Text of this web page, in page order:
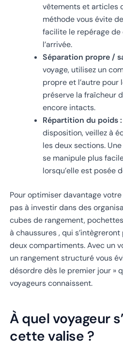
vêtements et articles
méthode vous évite
facilite le repérage de
l’arrivée.
Séparation propre /
voyage, utilisez un
propre et l’autre pour
préserve la fraîcheur
encore intacts.
Répartition du poids :
disposition, veillez à
les deux sections.
se manipule plus
lorsqu’elle est posée
Pour optimiser davantage votre
pas à investir dans des
cubes de rangement,
à chaussures , qui
deux compartiments. Avec un
un rangement structuré vous
désordre dès le premier jour »
voyageurs connaissent.
À quel voyageur
cette valise ?